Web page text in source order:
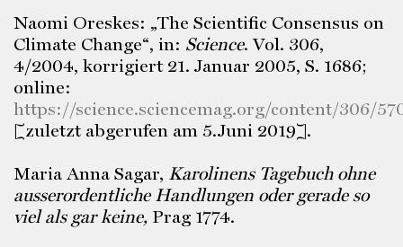
Naomi Oreskes: „The Scientific Consensus on
Climate Change“, in: Science. Vol. 306,
4/2004, korrigiert 21. Januar 2005, S. 1686;
online:
https://science.sciencemag.org/content/306/
[zuletzt abgerufen am 5.Juni 2019].
Maria Anna Sagar, Karolinens Tagebuch ohne
ausserordentliche Handlungen oder gerade so
viel als gar keine, Prag 1774.